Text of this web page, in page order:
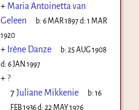
+ Maria Antoinetta van
Geleen
b:6 MAR 1897d:1 MAR
1920
+ Irène Danze b:25 AUG 1908
d: 6 JAN 1997
+ ?
7Juliane Mikkenie b:16
FEB 1936d: 22 MAY 1976